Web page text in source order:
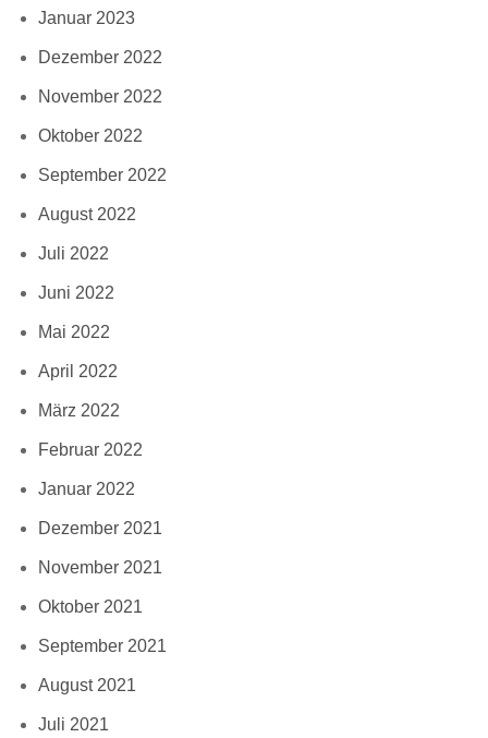
Januar 2023
Dezember 2022
November 2022
Oktober 2022
September 2022
August 2022
Juli 2022
Juni 2022
Mai 2022
April 2022
März 2022
Februar 2022
Januar 2022
Dezember 2021
November 2021
Oktober 2021
September 2021
August 2021
Juli 2021